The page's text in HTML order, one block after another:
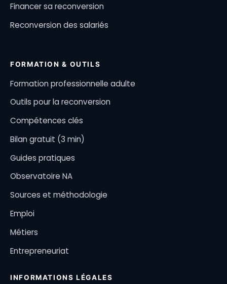
Financer sa reconversion
Reconversion des salariés
FORMATION & OUTILS
Formation professionnelle adulte
Outils pour la reconversion
Compétences clés
Bilan gratuit (3 min)
Guides pratiques
Observatoire NA
Sources et méthodologie
Emploi
Métiers
Entrepreneuriat
INFORMATIONS LÉGALES